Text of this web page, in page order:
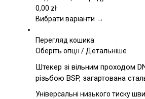
на
товару
0,00 zł
Вибрати варіанти →
Перегляд кошика
Оберіть опціїЦей
має
кілька
варіантів.
/Детальніше
Штекер зі вільним проходом
різьбою BSP, загартована
Універсальні низького тиску